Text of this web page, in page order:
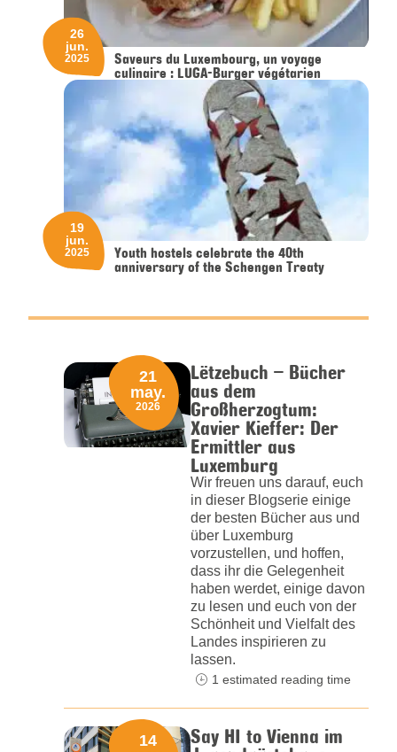
Saveurs du Luxembourg, un voyage
culinaire : LUGA-Burger végétarien
26
jun.
2025
Youth hostels celebrate the 40th
anniversary of the Schengen Treaty
19
jun.
2025
Lëtzebuch – Bücher
aus dem
Großherzogtum:
Xavier Kieffer: Der
Ermittler aus
Luxemburg
Wir freuen uns darauf, euch
in dieser Blogserie einige
der besten Bücher aus und
über Luxemburg
vorzustellen, und hoffen,
dass ihr die Gelegenheit
haben werdet, einige davon
zu lesen und euch von der
Schönheit und Vielfalt des
Landes inspirieren zu
lassen.
21
may.
2026
1 estimated reading time
Say HI to Vienna im
14